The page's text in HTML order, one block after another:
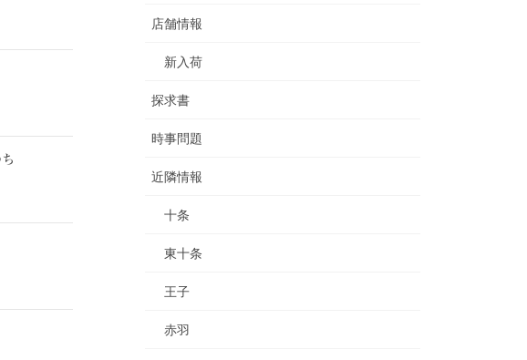
店舗情報
新入荷
探求書
時事問題
近隣情報
十条
東十条
王子
赤羽